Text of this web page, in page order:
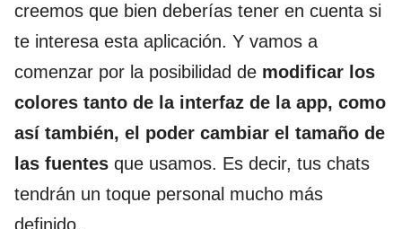
creemos que bien deberías tener en cuenta si
te interesa esta aplicación. Y vamos a
comenzar por la posibilidad de modificar los
colores tanto de la interfaz de la app, como
así también, el poder cambiar el tamaño de
las fuentes que usamos. Es decir, tus chats
tendrán un toque personal mucho más
definido.